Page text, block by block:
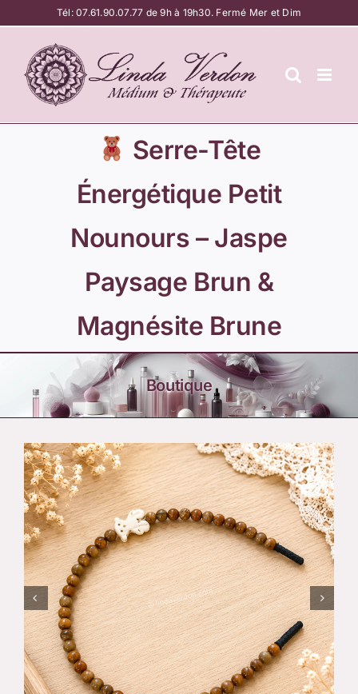
au
contenu
Tél:07.61.90.07.77 de 9h à 19h30. Fermé Mer et Dim
Serre-Tête
Énergétique Petit
Nounours – Jaspe
Paysage Brun &
Magnésite Brune
Boutique